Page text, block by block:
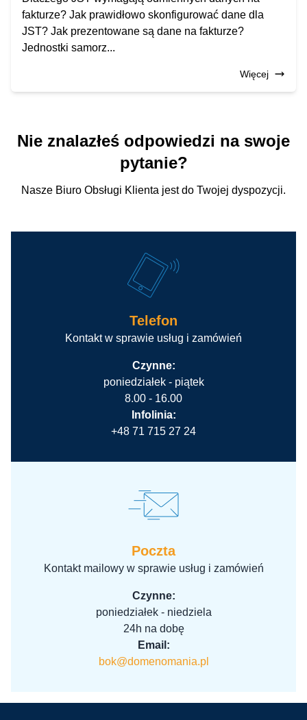
fakturze? Jak prawidłowo skonfigurować dane dla
JST? Jak prezentowane są dane na fakturze?
Jednostki samorz...
Więcej
Nie znalazłeś odpowiedzi na swoje
pytanie?
Nasze Biuro Obsługi Klienta jest do Twojej dyspozycji.
Telefon
Kontakt w sprawie usług i zamówień
Czynne:
poniedziałek - piątek
8.00 - 16.00
Infolinia:
+48 71 715 27 24
Poczta
Kontakt mailowy w sprawie usług i zamówień
Czynne:
poniedziałek - niedziela
24h na dobę
Email:
bok@domenomania.pl